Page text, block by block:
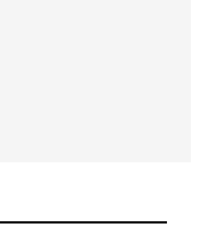
месте в
речь идет